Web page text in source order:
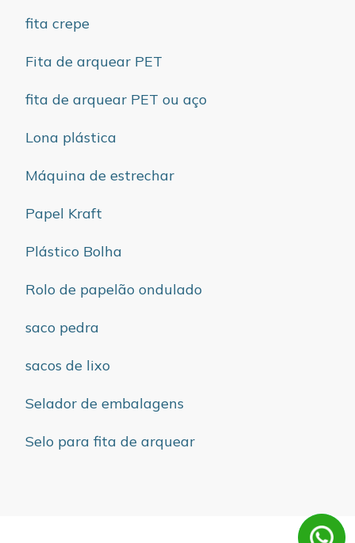
fita crepe
Fita de arquear PET
fita de arquear PET ou aço
Lona plástica
Máquina de estrechar
Papel Kraft
Plástico Bolha
Rolo de papelão ondulado
saco pedra
sacos de lixo
Selador de embalagens
Selo para fita de arquear